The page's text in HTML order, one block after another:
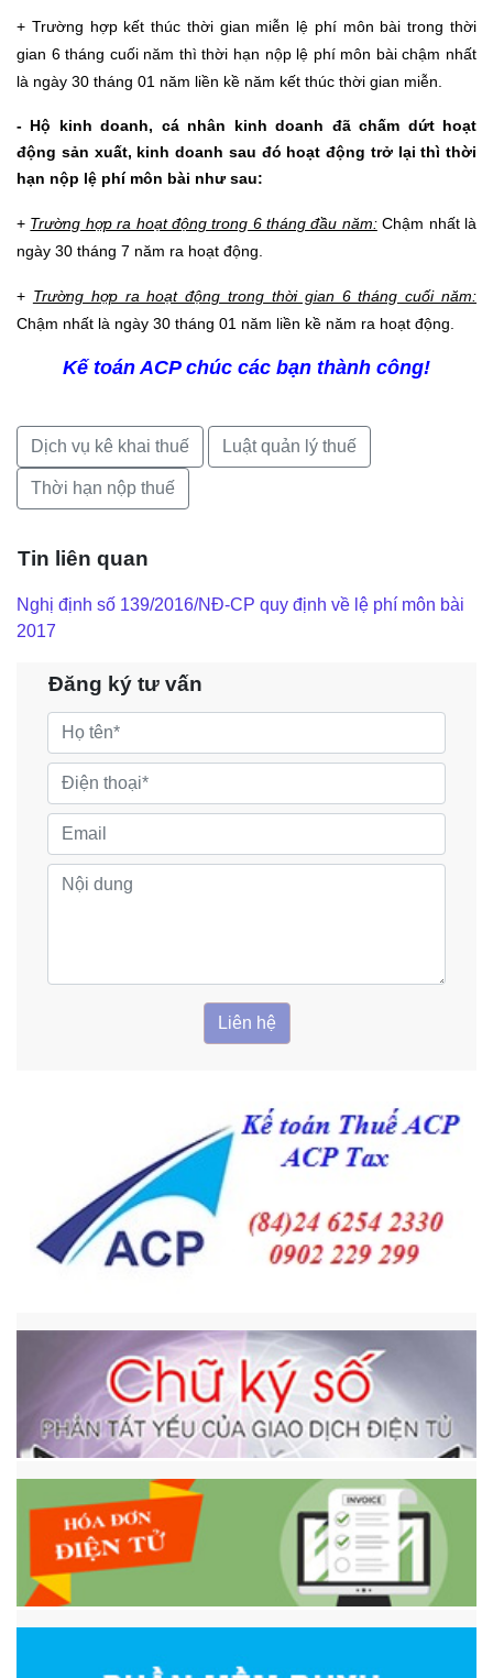
+ Trường hợp kết thúc thời gian miễn lệ phí môn bài trong thời
gian 6 tháng cuối năm thì thời hạn nộp lệ phí môn bài chậm nhất
là ngày 30 tháng 01 năm liền kề năm kết thúc thời gian miễn.
- Hộ kinh doanh, cá nhân kinh doanh đã chấm dứt hoạt
động sản xuất, kinh doanh sau đó hoạt động trở lại thì thời
hạn nộp lệ phí môn bài như sau:
+ Trường hợp ra hoạt động trong 6 tháng đầu năm:Chậm nhất là
ngày 30 tháng 7 năm ra hoạt động.
+ Trường hợp ra hoạt động trong thời gian 6 tháng cuối năm:
Chậm nhất là ngày 30 tháng 01 năm liền kề năm ra hoạt động.
Kế toán ACP chúc các bạn thành công!
Dịch vụ kê khai thuế Luật quản lý thuế
Thời hạn nộp thuế
Tin liên quan
Nghị định số 139/2016/NĐ-CP quy định về lệ phí môn bài
2017
Đăng ký tư vấn
Liên hệ